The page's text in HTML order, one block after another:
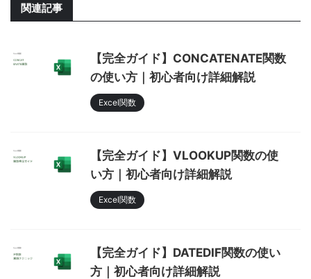
関連記事
【完全ガイド】CONCATENATE関数
の使い方｜初心者向け詳細解説
Excel関数
【完全ガイド】VLOOKUP関数の使
い方｜初心者向け詳細解説
Excel関数
【完全ガイド】DATEDIF関数の使い
方｜初心者向け詳細解説